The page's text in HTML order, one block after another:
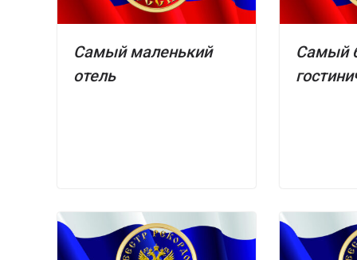
Самый маленький
отель
Самый